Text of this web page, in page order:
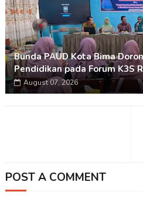
Bunda PAUD Kota Bima
Pendidikan pada Forum K3S
August 07, 2026
POST A COMMENT